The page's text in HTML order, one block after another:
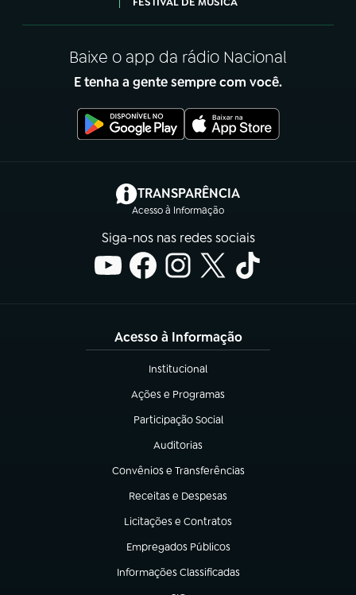
Baixe o app da rádio Nacional
E tenha a gente sempre com você.
TRANSPARÊNCIA
Acesso à Informação
(abre em nova aba)
Siga-nos nas redes sociais
Acesso à Informação
Institucional
(abre em nova aba)
Ações e Programas
(abre em nova aba)
Participação Social
(abre em nova aba)
Auditorias
(abre em nova aba)
Convênios e Transferências
(abre em nova aba)
Receitas e Despesas
(abre em nova aba)
Licitações e Contratos
(abre em nova aba)
Empregados Públicos
(abre em nova aba)
Informações Classificadas
(abre em nova aba)